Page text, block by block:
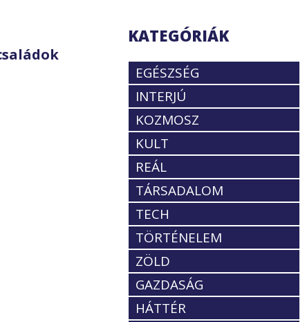
KATEGÓRIÁK
EGÉSZSÉG
INTERJÚ
KOZMOSZ
KULT
REÁL
TÁRSADALOM
TECH
TÖRTÉNELEM
ZÖLD
GAZDASÁG
HÁTTÉR